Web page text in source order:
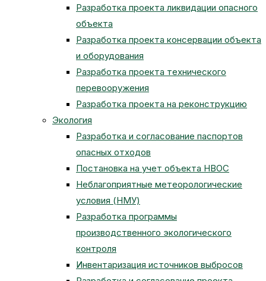
Разработка проекта ликвидации опасного
объекта
Разработка проекта консервации объекта
и оборудования
Разработка проекта технического
перевооружения
Разработка проекта на реконструкцию
Экология
Разработка и согласование паспортов
опасных отходов
Постановка на учет объекта НВОС
Неблагоприятные метеорологические
условия (НМУ)
Разработка программы
производственного экологического
контроля
Инвентаризация источников выбросов